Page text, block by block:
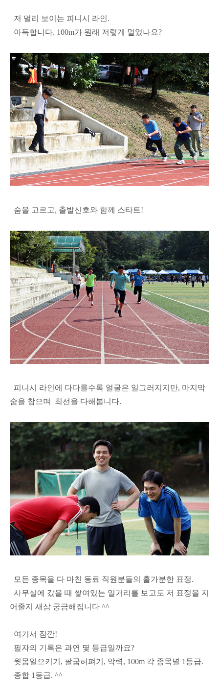
저 멀리 보이는 피니시 라인.
아득합니다. 100m가 원래 저렇게 멀었나요?
숨을 고르고, 출발신호와 함께 스타트!
피니시 라인에 다다를수록 얼굴은 일그러지지만, 마지막
숨을 참으며 최선을 다해봅니다.
모든 종목을 다 마친 동료 직원분들의 홀가분한 표정.
사무실에 갔을 때 쌓여있는 일거리를 보고도 저 표정을 지
어줄지 새삼 궁금해집니다 ^^
여기서 잠깐!
필자의 기록은 과연 몇 등급일까요?
윗몸일으키기, 팔굽혀펴기, 악력, 100m 각 종목별 1등급.
종합 1등급. ^^